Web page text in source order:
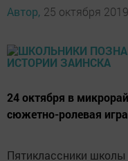
Автор, 25 октября
24 октября в
сюжетно-ролевая
Пятиклассники